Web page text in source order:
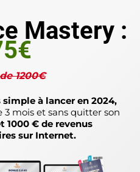
Mastery :
1200€
à lancer en 2024,
mois et sans quitter son
1000 € de revenus
sur Internet.